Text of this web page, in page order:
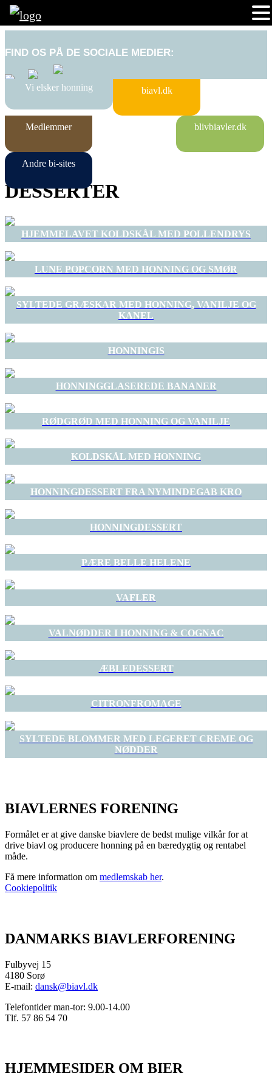
FIND OS PÅ DE SOCIALE MEDIER:
Vi elsker honning biavl.dk
Medlemmer blivbiavler.dk
Andre bi-sites
DESSERTER
HJEMMELAVET KOLDSKÅL MED POLLENDRYS
LUNE POPCORN MED HONNING OG SMØR
SYLTEDE GRÆSKAR MED HONNING, VANILJE OG
KANEL
HONNINGIS
HONNINGGLASEREDE BANANER
RØDGRØD MED HONNING OG VANILJE
KOLDSKÅL MED HONNING
HONNINGDESSERT FRA NYMINDEGAB KRO
HONNINGDESSERT
PÆRE BELLE HELENE
VAFLER
VALNØDDER I HONNING & COGNAC
ÆBLEDESSERT
CITRONFROMAGE
SYLTEDE BLOMMER MED LEGERET CREME OG
NØDDER
BIAVLERNES FORENING
Formålet er at give danske biavlere de bedst mulige vilkår for at
drive biavl og producere honning på en bæredygtig og rentabel
måde.
Få mere information om medlemskab her.
Cookiepolitik
DANMARKS BIAVLERFORENING
Fulbyvej 15
4180 Sorø
E-mail: dansk@biavl.dk
Telefontider man-tor: 9.00-14.00
Tlf. 57 86 54 70
HJEMMESIDER OM BIER